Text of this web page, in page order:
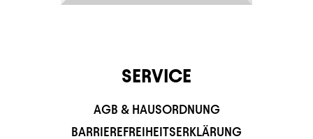
SERVICE
AGB & HAUSORDNUNG
BARRIEREFREIHEITSERKLÄRUNG